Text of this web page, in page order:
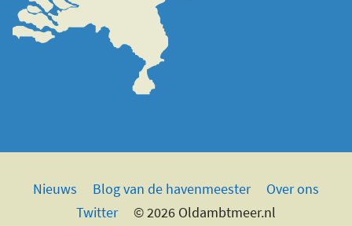
Nieuws Blog van de havenmeester
Over ons
Twitter
© 2026 Oldambtmeer.nl